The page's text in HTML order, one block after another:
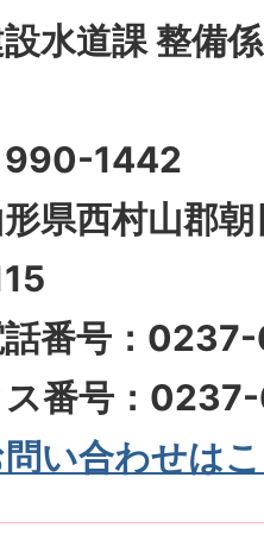
水道課 整備係
990-1442
県西村山郡
話番号：
ス番号：
い合わせは